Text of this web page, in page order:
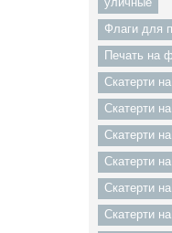
Флаги для
Печать на
Скатерти
Скатерти
Скатерти
Скатерти
Скатерти
Скатерти